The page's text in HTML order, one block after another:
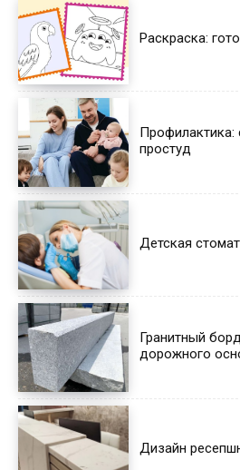
Раскраска:
Профилактика:
простуд
Детская
Гранитный
дорожного
Дизайн